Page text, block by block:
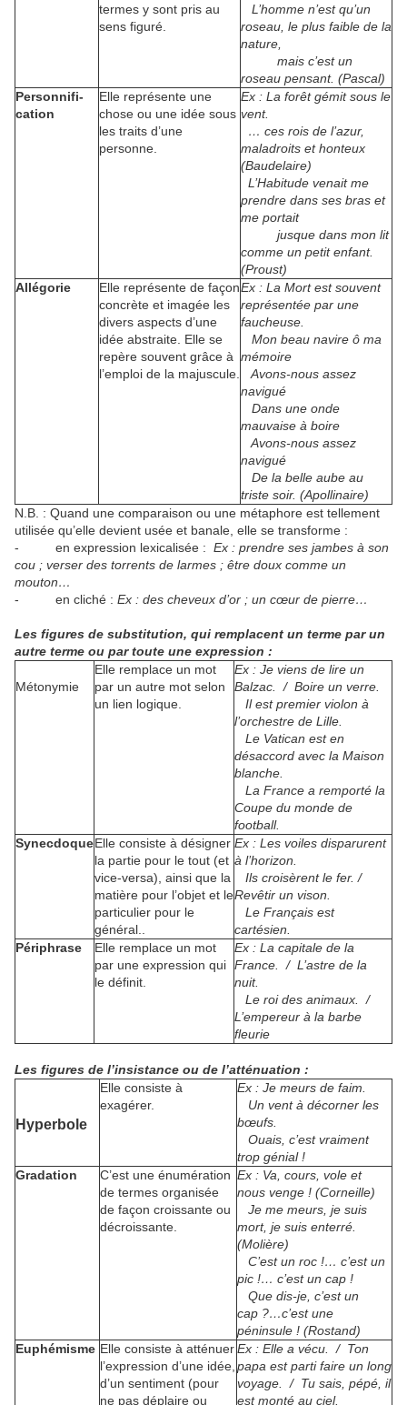
termes y sont pris au
sens figuré.
L’homme n’est qu’un
roseau, le plus faible de la
nature,
mais c’est un
roseau pensant. (Pascal)
Personnifi-
cation
Elle représente une
chose ou une idée sous
les traits d’une
personne.
Ex : La forêt gémit sous le
vent.
… ces rois de l’azur,
maladroits et honteux
(Baudelaire)
L’Habitude venait me
prendre dans ses bras et
me portait
jusque dans mon lit
comme un petit enfant.
(Proust)
Allégorie
Elle représente de façon
concrète et imagée les
divers aspects d’une
idée abstraite. Elle se
repère souvent grâce à
l’emploi de la majuscule.
Ex : La Mort est souvent
représentée par une
faucheuse.
Mon beau navire ô ma
mémoire
Avons-nous assez
navigué
Dans une onde
mauvaise à boire
Avons-nous assez
navigué
De la belle aube au
triste soir. (Apollinaire)
N.B. : Quand une comparaison ou une métaphore est tellement
utilisée qu’elle devient usée et banale, elle se transforme :
- en expression lexicalisée : Ex : prendre ses jambes à son
cou ; verser des torrents de larmes ; être doux comme un
mouton…
- en cliché : Ex : des cheveux d’or ; un cœur de pierre…
Les figures de substitution, qui remplacent un terme par un
autre terme ou par toute une expression :
Métonymie
Elle remplace un mot
par un autre mot selon
un lien logique.
Ex : Je viens de lire un
Balzac. / Boire un verre.
Il est premier violon à
l’orchestre de Lille.
Le Vatican est en
désaccord avec la Maison
blanche.
La France a remporté la
Coupe du monde de
football.
SynecdoqueElle consiste à désigner
la partie pour le tout (et
vice-versa), ainsi que la
matière pour l’objet et le
particulier pour le
général..
Ex : Les voiles disparurent
à l’horizon.
Ils croisèrent le fer. /
Revêtir un vison.
Le Français est
cartésien.
Périphrase
Elle remplace un mot
par une expression qui
le définit.
Ex : La capitale de la
France. / L’astre de la
nuit.
Le roi des animaux. /
L’empereur à la barbe
fleurie
Les figures de l’insistance ou de l’atténuation :
Hyperbole
Elle consiste à
exagérer.
Ex : Je meurs de faim.
Un vent à décorner les
bœufs.
Ouais, c’est vraiment
trop génial !
Gradation
C’est une énumération
de termes organisée
de façon croissante ou
décroissante.
Ex : Va, cours, vole et
nous venge ! (Corneille)
Je me meurs, je suis
mort, je suis enterré.
(Molière)
C’est un roc !… c’est un
pic !… c’est un cap !
Que dis-je, c’est un
cap ?…c’est une
péninsule ! (Rostand)
Euphémisme Elle consiste à atténuer
l’expression d’une idée,
d’un sentiment (pour
ne pas déplaire ou
Ex : Elle a vécu. / Ton
papa est parti faire un long
voyage. / Tu sais, pépé, il
est monté au ciel.